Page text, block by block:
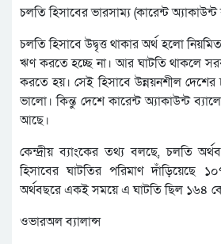
চলতি হিসাবের ভারসাম্য (কারেন্ট অ্যাকাউন্ট
চলতি হিসাবে উদ্বৃত্ত থাকার অর্থ হলো
ঋণ করতে হচ্ছে না। আর ঘাটতি থাকলে
করতে হয়। সেই হিসাবে উন্নয়নশীল দেশের
ভালো। কিন্তু দেশে কারেন্ট অ্যাকাউন্ট
আছে।
কেন্দ্রীয় ব্যাংকের তথ্য বলছে, চলতি
হিসাবের ঘাটতির পরিমাণ দাঁড়িয়েছে
অর্থবছরে একই সময়ে এ ঘাটতি ছিল ১৬৪
ওভারঅল ব্যালান্স